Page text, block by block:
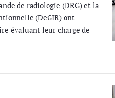
de radiologie (DRG) et la
(DeGIR) ont
évaluant leur charge de